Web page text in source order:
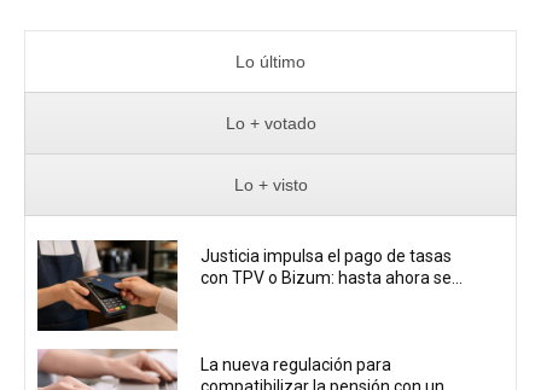
Lo último
Lo + votado
Lo + visto
Justicia impulsa el pago de tasas
con TPV o Bizum: hasta ahora se...
La nueva regulación para